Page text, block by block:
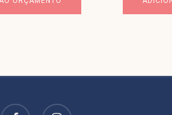
facebook instagram